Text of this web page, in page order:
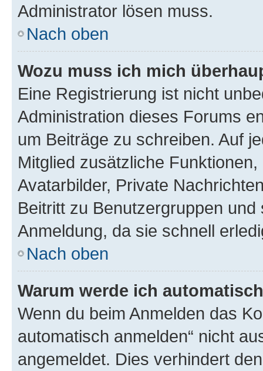
Administrator lösen muss.
Nach oben
Wozu muss ich mich
Eine Registrierung ist nicht
Administration dieses Forums
um Beiträge zu schreiben. Auf
Mitglied zusätzliche
Avatarbilder, Private
Beitritt zu Benutzergruppen
Anmeldung, da sie schnell
Nach oben
Warum werde ich
Wenn du beim Anmelden das
automatisch anmelden“ nicht
angemeldet. Dies verhindert